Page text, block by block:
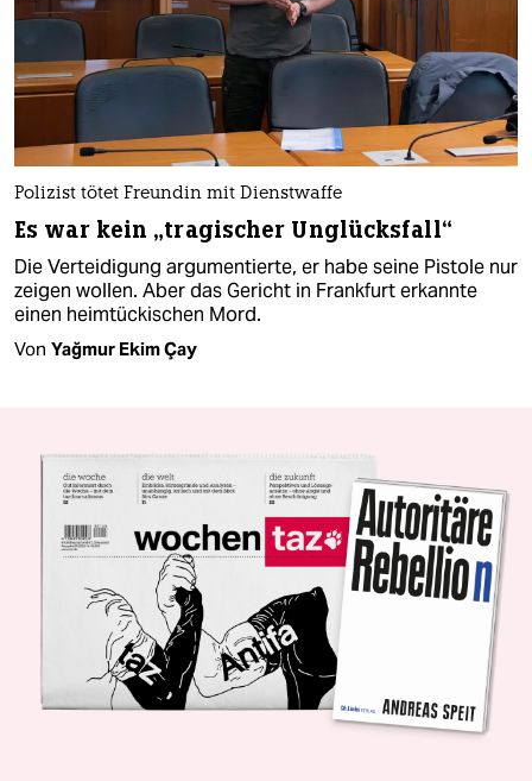
Polizist tötet Freundin mit Dienstwaffe
Es war kein „tragischer Unglücksfall“
Die Verteidigung argumentierte, er habe seine Pistole nur
zeigen wollen. Aber das Gericht in Frankfurt erkannte
einen heimtückischen Mord.
Von Yağmur Ekim Çay